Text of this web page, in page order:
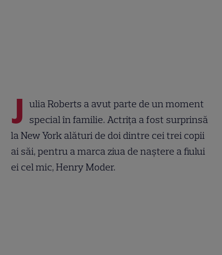
J
ulia Roberts a avut parte de un moment
special în familie. Actrița a fost surprinsă
la New York alături de doi dintre cei trei copii
ai săi, pentru a marca ziua de naștere a fiului
ei cel mic, Henry Moder.